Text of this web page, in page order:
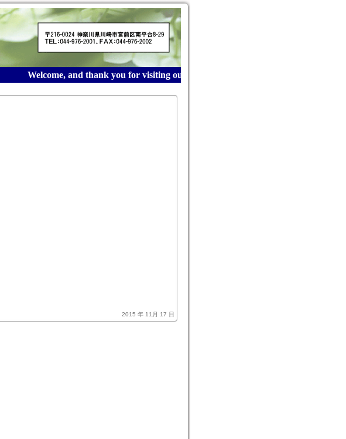
Welcome, and thank you for visiting our website! 産業廃棄物収集運搬は青木建材に
2015 年 11月 17 日